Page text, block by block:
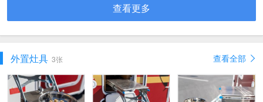
查看更多
外置灶具 3张 查看全部